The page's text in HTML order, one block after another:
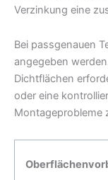
Verzinkung eine
Bei passgenauen
angegeben
Dichtflächen
oder eine
Montageprobleme